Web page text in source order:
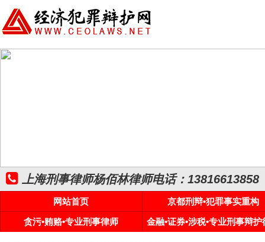
上海刑事律师杨佰林律师电话：13816613858
网站首页
京都刑辩•犯罪事实重构
贪污•贿赂•专业刑事律师
金融•证券•涉税•专业刑事辩护